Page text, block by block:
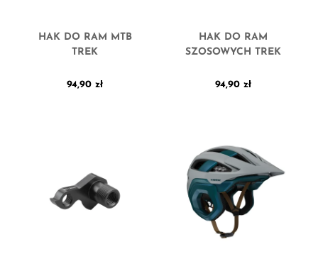
HAK DO RAM MTB
TREK
94,90 zł
HAK DO RAM
SZOSOWYCH TREK
94,90 zł